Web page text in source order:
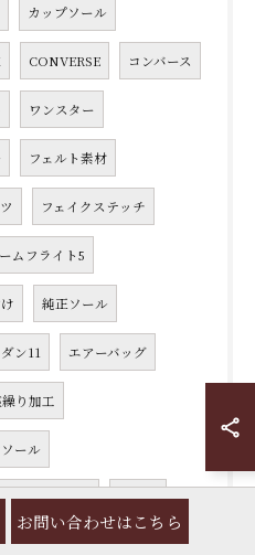
カップソール
CONVERSE コンバース
ワンスター
フェルト素材
フェイクステッチ
ムフライト5
純正ソール
ン11 エアーバッグ
り加工
ール
Vibram1030 生ゴム
お問い合わせはこちら